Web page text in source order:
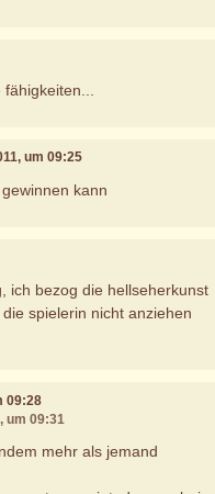
um 09:25
kann
ich bezog die hellseherkunst
spielerin nicht anziehen
09:28
um 09:31
mehr als jemand